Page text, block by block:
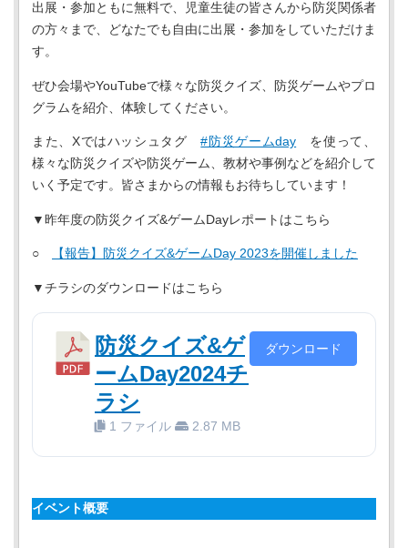
出展・参加ともに無料で、児童生徒の皆さんから防災関係者
の方々まで、どなたでも自由に出展・参加をしていただけま
す。
ぜひ会場やYouTubeで様々な防災クイズ、防災ゲームやプロ
グラムを紹介、体験してください。
また、Xではハッシュタグ#防災ゲームday を使って、
様々な防災クイズや防災ゲーム、教材や事例などを紹介して
いく予定です。皆さまからの情報もお待ちしています！
▼昨年度の防災クイズ&ゲームDayレポートはこちら
○ 【報告】防災クイズ&ゲームDay 2023を開催しました
▼チラシのダウンロードはこちら
防災クイズ&ゲ
ームDay2024チ
ラシ
1 ファイル 2.87 MB
ダウンロード
イベント概要